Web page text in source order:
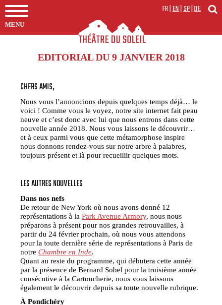
MENU
FR|EN|SP|DE
EDITORIAL DU 9 JANVIER 2018
CHERS AMIS,
Nous vous l’annoncions depuis quelques temps déjà… le
voici ! Comme vous le voyez, notre site internet fait peau
neuve et c’est donc avec lui que nous entrons dans cette
nouvelle année 2018. Nous vous laissons le découvrir…
et à ceux parmi vous que cette métamorphose inspire
nous donnons rendez-vous sur notre arbre à palabres,
toujours présent et là pour recueillir quelques mots.
LES AUTRES NOUVELLES
Dans nos nefs
De retour de New York où nous avons donné 12
représentations à laPark Avenue Armory, nous nous
préparons à présent pour nos grandes retrouvailles, à
partir du 24 février prochain, où nous vous attendons
pour la toute dernière série de représentations à Paris de
notre Chambre en Inde.
Quant au reste du programme, qui débutera cette année
par la présence de Bernard Sobel pour la troisième année
consécutive à la Cartoucherie, nous vous laissons
également le découvrir depuis sa toute nouvelle rubrique.
À Pondichéry